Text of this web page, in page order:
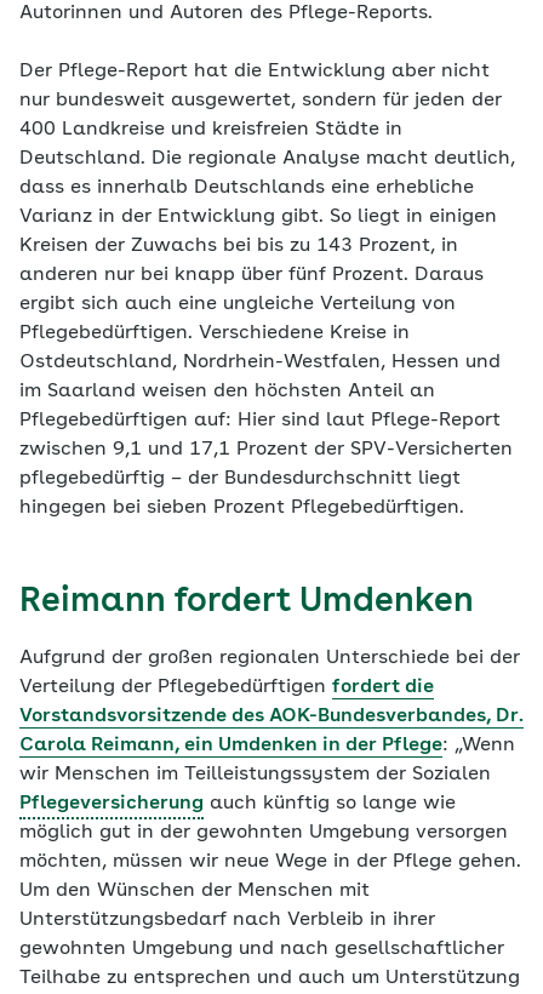
Autorinnen und Autoren des Pflege-Reports.
Der Pflege-Report hat die Entwicklung aber nicht
nur bundesweit ausgewertet, sondern für jeden der
400 Landkreise und kreisfreien Städte in
Deutschland. Die regionale Analyse macht deutlich,
dass es innerhalb Deutschlands eine erhebliche
Varianz in der Entwicklung gibt. So liegt in einigen
Kreisen der Zuwachs bei bis zu 143 Prozent, in
anderen nur bei knapp über fünf Prozent. Daraus
ergibt sich auch eine ungleiche Verteilung von
Pflegebedürftigen. Verschiedene Kreise in
Ostdeutschland, Nordrhein-Westfalen, Hessen und
im Saarland weisen den höchsten Anteil an
Pflegebedürftigen auf: Hier sind laut Pflege-Report
zwischen 9,1 und 17,1 Prozent der SPV-Versicherten
pflegebedürftig – der Bundesdurchschnitt liegt
hingegen bei sieben Prozent Pflegebedürftigen.
Reimann fordert Umdenken
Aufgrund der großen regionalen Unterschiede bei der
Verteilung der Pflegebedürftigen fordert die
Vorstandsvorsitzende des AOK-Bundesverbandes, Dr.
Carola Reimann, ein Umdenken in der Pflege: „Wenn
wir Menschen im Teilleistungssystem der Sozialen
Pflegeversicherung auch künftig so lange wie
möglich gut in der gewohnten Umgebung versorgen
möchten, müssen wir neue Wege in der Pflege gehen.
Um den Wünschen der Menschen mit
Unterstützungsbedarf nach Verbleib in ihrer
gewohnten Umgebung und nach gesellschaftlicher
Teilhabe zu entsprechen und auch um Unterstützung